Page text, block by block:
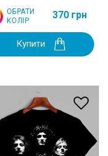
ОБРАТИ
КОЛІР
370 грн
Купити